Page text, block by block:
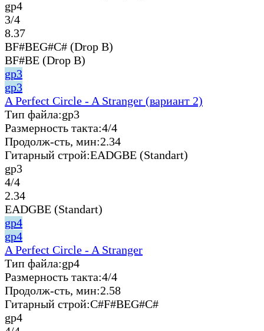
gp4
3/4
8.37
BF#BEG#C# (Drop B)
BF#BE (Drop B)
gp3
gp3
A Perfect Circle - A Stranger (вариант 2)
Тип файла:gp3
Размерность такта:4/4
Продолж-сть, мин:2.34
Гитарный строй:EADGBE (Standart)
gp3
4/4
2.34
EADGBE (Standart)
gp4
gp4
A Perfect Circle - A Stranger
Тип файла:gp4
Размерность такта:4/4
Продолж-сть, мин:2.58
Гитарный строй:C#F#BEG#C#
gp4